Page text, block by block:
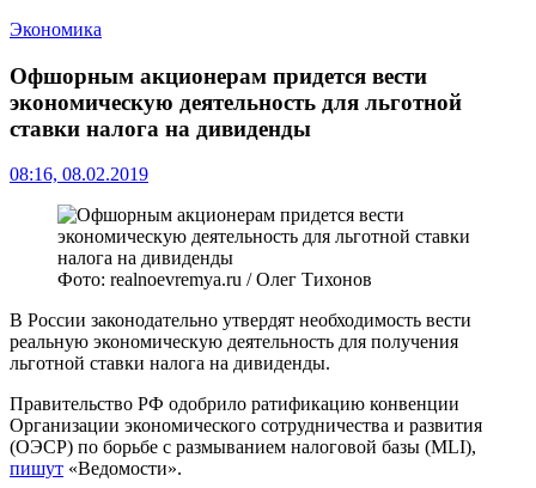
Экономика
Офшорным акционерам придется вести
экономическую деятельность для льготной
ставки налога на дивиденды
08:16, 08.02.2019
Фото: realnoevremya.ru / Олег Тихонов
В России законодательно утвердят необходимость вести
реальную экономическую деятельность для получения
льготной ставки налога на дивиденды.
Правительство РФ одобрило ратификацию конвенции
Организации экономического сотрудничества и развития
(ОЭСР) по борьбе с размыванием налоговой базы (MLI),
пишут «Ведомости».